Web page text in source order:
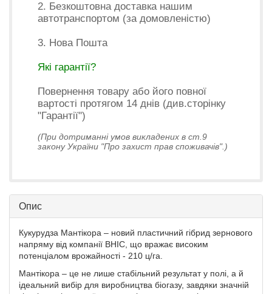
2. Безкоштовна доставка нашим
автотранспортом (за домовленістю)
3. Нова Пошта
Які гарантії?
Повернення товару або його повної
вартості протягом 14 днів (див.сторінку
"Гарантії")
(При дотриманні умов викладених в ст.9
закону України "Про захист прав споживачів".)
Опис
Кукурудза Мантікора – новий пластичний гібрид зернового
напряму від компанії ВНІС, що вражає високим
потенціалом врожайності - 210 ц/га.
Мантікора – це не лише стабільний результат у полі, а й
ідеальний вибір для виробництва біогазу, завдяки значній